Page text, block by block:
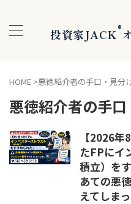
投資家JACK®
HOME >悪徳紹介者の手口・見分
悪徳紹介者の手
【2026
たFPにイ
積立）を
あての悪
えてしま